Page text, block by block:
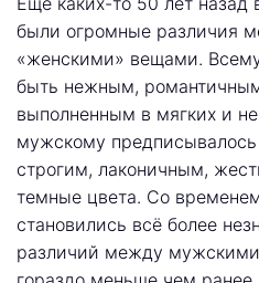
были огромные различия
«женскими» вещами.
быть нежным,
выполненным в мягких и
мужскому
строгим, лаконичным,
темные цвета. Со
становились всё более
различий между